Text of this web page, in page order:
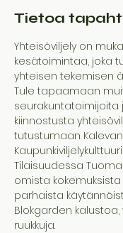
Tietoa
Yhteisöviljely on
kesätoimintaa, joka
yhteisen tekemisen
Tule tapaamaan
seurakuntatoimijoita
kiinnostusta
tutustumaan Kalevan
Tilaisuudessa
omista
parhaista
Blokgarden
ruukkuja.